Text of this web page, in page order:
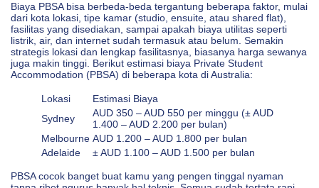
Biaya PBSA bisa berbeda-beda tergantung beberapa faktor, mulai
dari kota lokasi, tipe kamar (studio, ensuite, atau shared flat),
fasilitas yang disediakan, sampai apakah biaya utilitas seperti
listrik, air, dan internet sudah termasuk atau belum. Semakin
strategis lokasi dan lengkap fasilitasnya, biasanya harga sewanya
juga makin tinggi. Berikut estimasi biaya Private Student
Accommodation (PBSA) di beberapa kota di Australia:
Lokasi
Estimasi Biaya
Sydney
AUD 350 – AUD 550 per minggu (± AUD
1.400 – AUD 2.200 per bulan)
Melbourne AUD 1.200 – AUD 1.800 per bulan
Adelaide
± AUD 1.100 – AUD 1.500 per bulan
PBSA cocok banget buat kamu yang pengen tinggal nyaman